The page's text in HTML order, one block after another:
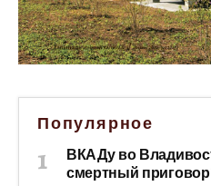
Популярное
ВКАДу во
смертный